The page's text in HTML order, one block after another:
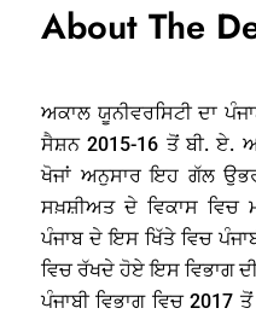
About The
ਅਕਾਲ ਯੂਨੀਵਰਸਿਟੀ ਦਾ
ਸੈਸ਼ਨ 2015-16 ਤੋਂ ਬੀ.
ਖੋਜਾਂ ਅਨੁਸਾਰ ਇਹ ਗੱਲ
ਸਖ਼ਸ਼ੀਅਤ ਦੇ ਵਿਕਾਸ ਵਿਚ
ਪੰਜਾਬ ਦੇ ਇਸ ਖਿੱਤੇ ਵਿਚ
ਵਿਚ ਰੱਖਦੇ ਹੋਏ ਇਸ ਵਿਭਾਗ
ਪੰਜਾਬੀ ਵਿਭਾਗ ਵਿਚ